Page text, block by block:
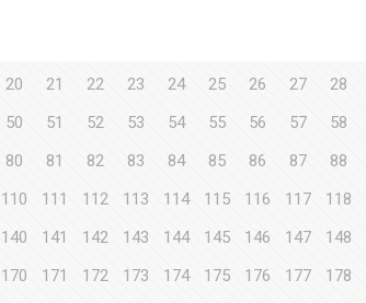
20 21 22 23 24 25 26 27 28
50 51 52 53 54 55 56 57 58
80 81 82 83 84 85 86 87 88
110 111 112 113 114 115 116 117 118
140 141 142 143 144 145 146 147 148
170 171 172 173 174 175 176 177 178